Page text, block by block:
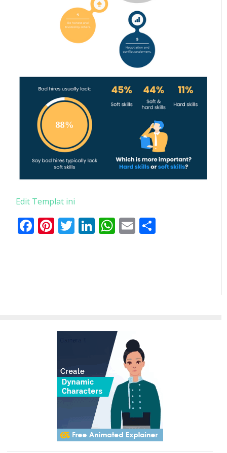
Edit Templat ini
Facebook
Pinterest
Twitter
LinkedIn
WhatsApp
Email